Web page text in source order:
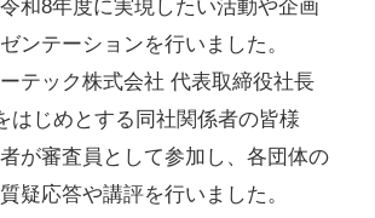
和8年度に実現したい活動や企画
ンテーションを行いました。
テック株式会社 代表取締役社長
はじめとする同社関係者の皆様
が審査員として参加し、各団体の
疑応答や講評を行いました。